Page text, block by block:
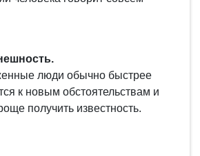
люди обычно быстрее
к новым обстоятельствам и
получить известность.